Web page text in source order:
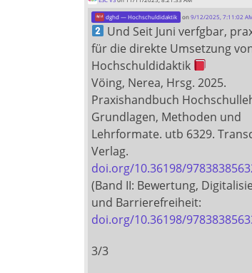
dghd — Hochschuldidaktik on9/12/2025, 7:11:02
Und Seit Juni verfgbar,
für die direkte Umsetzung
Hochschuldidaktik
Vöing, Nerea, Hrsg. 2025.
Praxishandbuch
Grundlagen, Methoden und
Lehrformate. utb 6329.
Verlag.
doi.org/10.36198/
(Band II: Bewertung,
und Barrierefreiheit:
doi.org/10.36198/
3/3